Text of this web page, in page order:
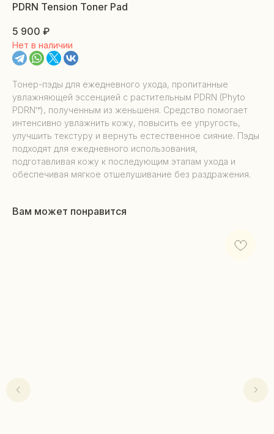
PDRN Tension Toner Pad
5 900 ₽
Нет в наличии
Тонер-пэды для ежедневного ухода, пропитанные
увлажняющей эссенцией с растительным PDRN (Phyto
PDRN™), полученным из женьшеня. Средство помогает
интенсивно увлажнить кожу, повысить ее упругость,
улучшить текстуру и вернуть естественное сияние. Пэды
подходят для ежедневного использования,
подготавливая кожу к последующим этапам ухода и
обеспечивая мягкое отшелушивание без раздражения.
Вам может понравится